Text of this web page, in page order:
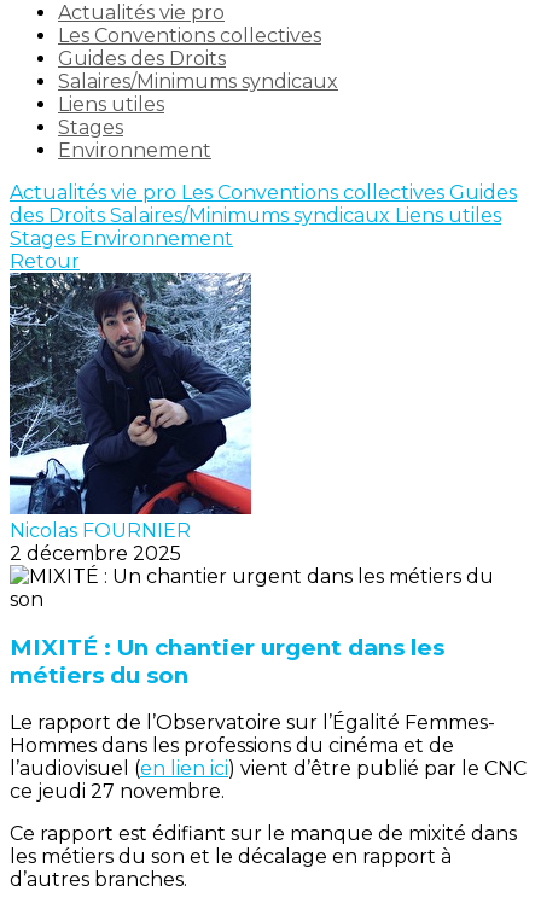
Actualités vie pro
Les Conventions collectives
Guides des Droits
Salaires/Minimums syndicaux
Liens utiles
Stages
Environnement
Actualités vie pro Les Conventions collectives Guides
des Droits Salaires/Minimums syndicaux Liens utiles
Stages Environnement
Retour
Nicolas FOURNIER
2 décembre 2025
MIXITÉ : Un chantier urgent dans les
métiers du son
Le rapport de l’Observatoire sur l’Égalité Femmes-
Hommes dans les professions du cinéma et de
l’audiovisuel (en lien ici) vient d’être publié par le CNC
ce jeudi 27 novembre.
Ce rapport est édifiant sur le manque de mixité dans
les métiers du son et le décalage en rapport à
d’autres branches.